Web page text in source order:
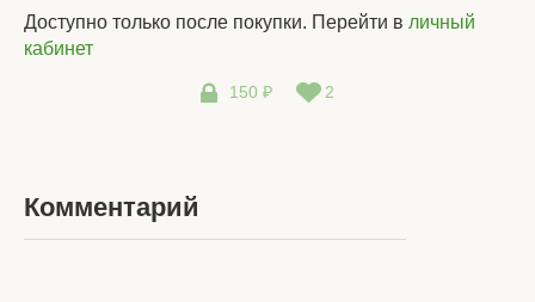
Доступно только после покупки. Перейти в личный
кабинет
150 ₽ 2
Комментарий